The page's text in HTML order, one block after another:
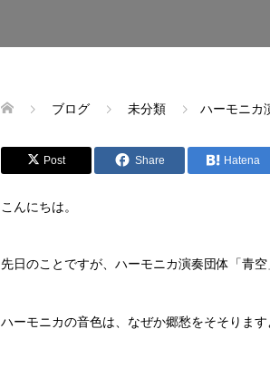
ブログ 未分類 ハーモニカ
Post Share Hatena
こんにちは。
先日のことですが、ハーモニカ演奏団体「青
ハーモニカの音色は、なぜか郷愁をそそります